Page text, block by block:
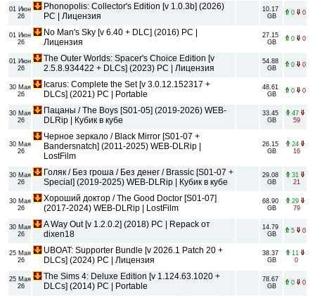
01 Июн
26
Phonopolis: Collector's Edition [v 1.0.3b] (2026)
PC | Лицензия
10.17
GB
0 0
01 Июн
26
No Man's Sky [v 6.40 + DLC] (2016) PC |
Лицензия
27.15
GB
0 0
01 Июн
26
The Outer Worlds: Spacer's Choice Edition [v
2.5.8.934422 + DLCs] (2023) PC | Лицензия
54.88
GB
0 0
30 Мая
26
Icarus: Complete the Set [v 3.0.12.152317 +
DLCs] (2021) PC | Portable
48.61
GB
0 0
30 Мая
26
Пацаны / The Boys [S01-05] (2019-2026) WEB-
DLRip | Кубик в кубе
33.45
GB
47
59
30 Мая
26
Черное зеркало / Black Mirror [S01-07 +
Bandersnatch] (2011-2025) WEB-DLRip |
LostFilm
26.15
GB
24
16
30 Мая
26
Голяк / Без гроша / Без денег / Brassic [S01-07 +
Special] (2019-2025) WEB-DLRip | Кубик в кубе
29.08
GB
31
21
30 Мая
26
Хороший доктор / The Good Doctor [S01-07]
(2017-2024) WEB-DLRip | LostFilm
68.90
GB
29
79
30 Мая
26
A Way Out [v 1.2.0.2] (2018) PC | Repack от
dixen18
14.79
GB
5 0
25 Мая
26
UBOAT: Supporter Bundle [v 2026.1 Patch 20 +
DLCs] (2024) PC | Лицензия
38.37
GB
11
0
25 Мая
26
The Sims 4: Deluxe Edition [v 1.124.63.1020 +
DLCs] (2014) PC | Portable
78.67
GB
0 0